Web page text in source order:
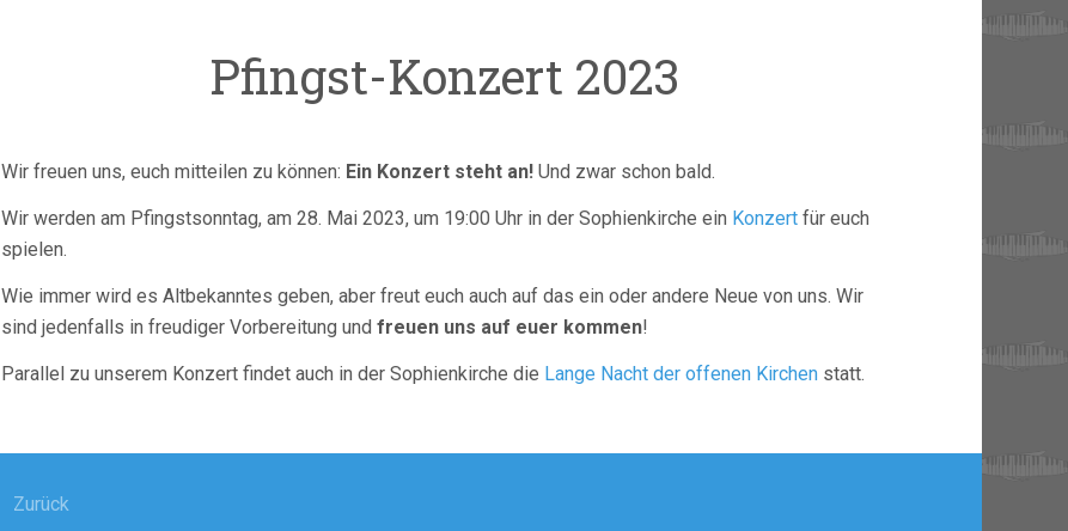
Pfingst-Konzert 2023
Wir freuen uns, euch mitteilen zu können: Ein Konzert steht an! Und zwar schon bald.
Wir werden am Pfingstsonntag, am 28. Mai 2023, um 19:00 Uhr in der Sophienkirche ein Konzert für euch
spielen.
Wie immer wird es Altbekanntes geben, aber freut euch auch auf das ein oder andere Neue von uns. Wir
sind jedenfalls in freudiger Vorbereitung und freuen uns auf euer kommen!
Parallel zu unserem Konzert findet auch in der Sophienkirche die Lange Nacht der offenen Kirchen statt.
Zurück